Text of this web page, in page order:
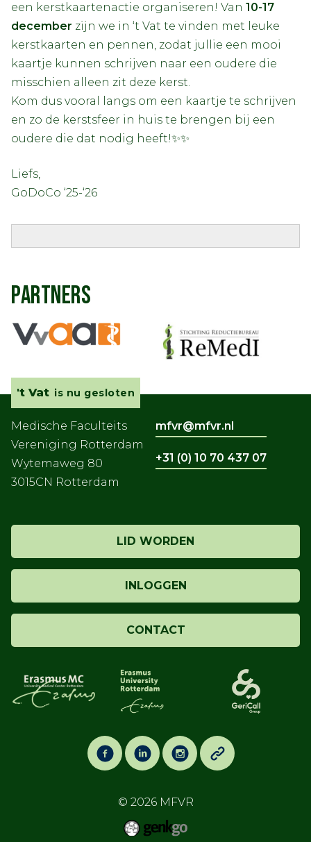
een kerstkaartenactie organiseren! Van 10-17
december zijn we in ‘t Vat te vinden met leuke
kerstkaarten en pennen, zodat jullie een mooi
kaartje kunnen schrijven naar een oudere die
misschien alleen zit deze kerst.
Kom dus vooral langs om een kaartje te schrijven
en zo de kerstsfeer in huis te brengen bij een
oudere die dat nodig heeft!✨✨
Liefs,
GoDoCo ‘25-‘26
PARTNERS
't Vat is nu gesloten
Medische Faculteits
Vereniging Rotterdam
Wytemaweg 80
3015CN Rotterdam
LID WORDEN
INLOGGEN
CONTACT
mfvr@mfvr.nl
+31 (0) 10 70 437 07
© 2026MFVR